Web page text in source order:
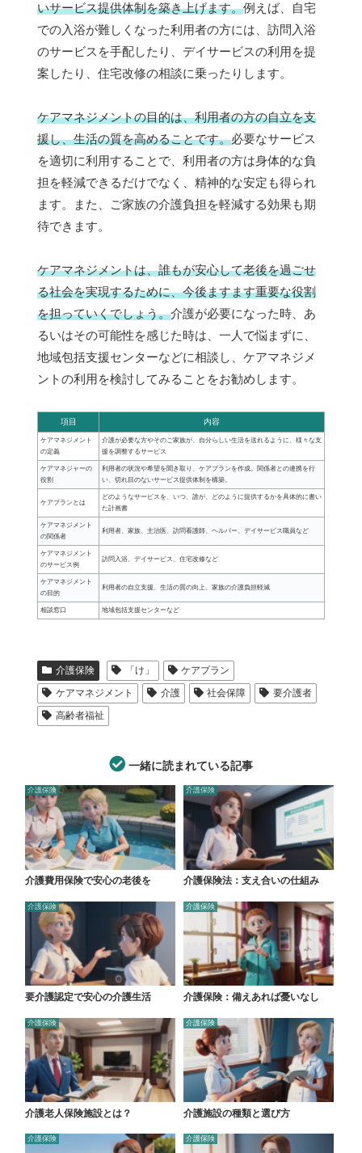
いサービス提供体制を築き上げます。例えば、自宅
での入浴が難しくなった利用者の方には、訪問入浴
のサービスを手配したり、デイサービスの利用を提
案したり、住宅改修の相談に乗ったりします。
ケアマネジメントの目的は、利用者の方の自立を支
援し、生活の質を高めることです。必要なサービス
を適切に利用することで、利用者の方は身体的な負
担を軽減できるだけでなく、精神的な安定も得られ
ます。また、ご家族の介護負担を軽減する効果も期
待できます。
ケアマネジメントは、誰もが安心して老後を過ごせ
る社会を実現するために、今後ますます重要な役割
を担っていくでしょう。介護が必要になった時、あ
るいはその可能性を感じた時は、一人で悩まずに、
地域包括支援センターなどに相談し、ケアマネジメ
ントの利用を検討してみることをお勧めします。
項目 内容
ケアマネジメント
の定義
介護が必要な方やそのご家族が、自分らしい生活を送れるように、様々な支
援を調整するサービス
ケアマネジャーの
役割
利用者の状況や希望を聞き取り、ケアプランを作成。関係者との連携を行
い、切れ目のないサービス提供体制を構築。
ケアプランとは
どのようなサービスを、いつ、誰が、どのように提供するかを具体的に書い
た計画書
ケアマネジメント
の関係者
利用者、家族、主治医、訪問看護師、ヘルパー、デイサービス職員など
ケアマネジメント
のサービス例
訪問入浴、デイサービス、住宅改修など
ケアマネジメント
の目的
利用者の自立支援、生活の質の向上、家族の介護負担軽減
相談窓口 地域包括支援センターなど
介護保険 「け」
ケアプラン
ケアマネジメント
介護 社会保障
要介護者
高齢者福祉
一緒に読まれている記事
介護保険
介護費用保険で安心の老後を
介護保険
介護保険法：支え合いの仕組み
介護保険
要介護認定で安心の介護生活
介護保険
介護保険：備えあれば憂いなし
介護保険
介護老人保険施設とは？
介護保険
介護施設の種類と選び方
介護保険 介護保険